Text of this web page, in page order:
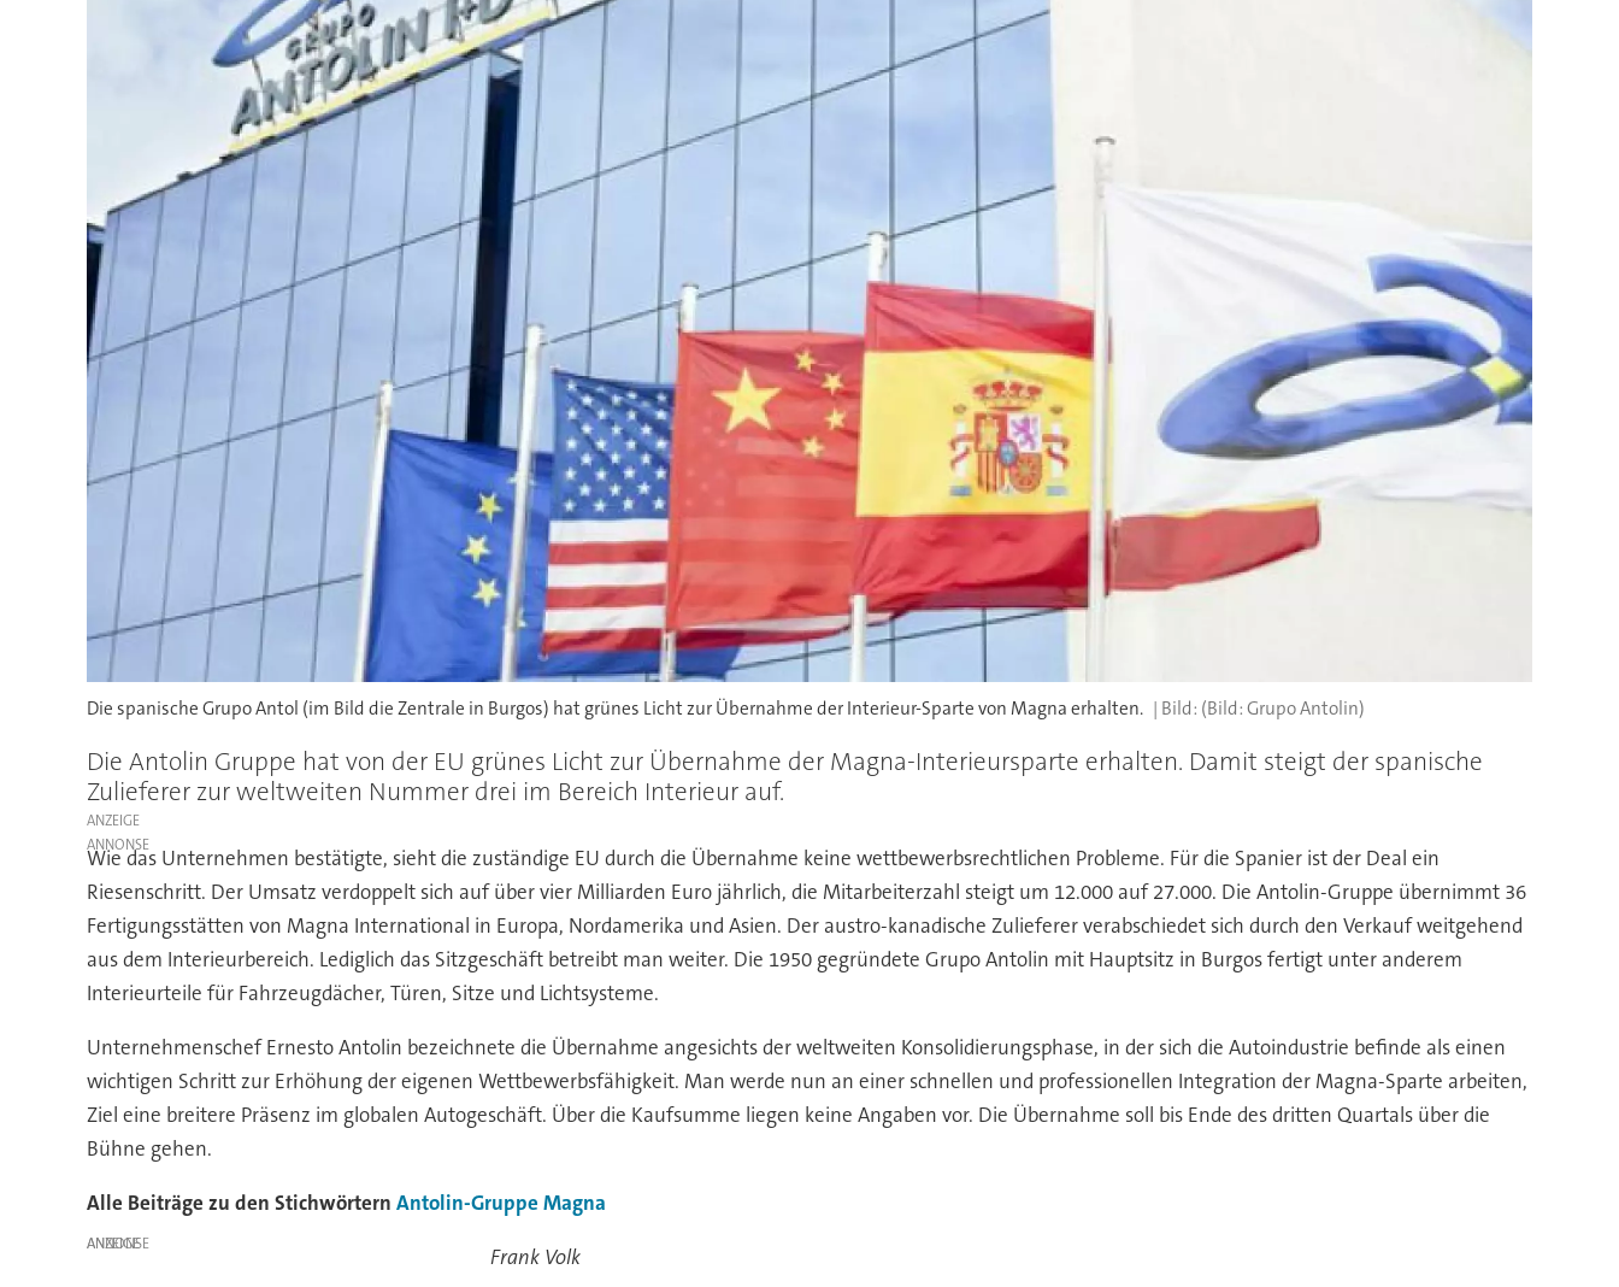
Die spanische Grupo Antol (im Bild die Zentrale in Burgos) hat grünes Licht zur Übernahme der Interieur-Sparte von Magna erhalten. (Bild: Grupo Antolin)
Die Antolin Gruppe hat von der EU grünes Licht zur Übernahme der Magna-Interieursparte erhalten. Damit steigt der spanische
Zulieferer zur weltweiten Nummer drei im Bereich Interieur auf.
ANZEIGE
Wie das Unternehmen bestätigte, sieht die zuständige EU durch die Übernahme keine wettbewerbsrechtlichen Probleme. Für die Spanier ist der Deal ein
Riesenschritt. Der Umsatz verdoppelt sich auf über vier Milliarden Euro jährlich, die Mitarbeiterzahl steigt um 12.000 auf 27.000. Die Antolin-Gruppe übernimmt 36
Fertigungsstätten von Magna International in Europa, Nordamerika und Asien. Der austro-kanadische Zulieferer verabschiedet sich durch den Verkauf weitgehend
aus dem Interieurbereich. Lediglich das Sitzgeschäft betreibt man weiter. Die 1950 gegründete Grupo Antolin mit Hauptsitz in Burgos fertigt unter anderem
Interieurteile für Fahrzeugdächer, Türen, Sitze und Lichtsysteme.
Unternehmenschef Ernesto Antolin bezeichnete die Übernahme angesichts der weltweiten Konsolidierungsphase, in der sich die Autoindustrie befinde als einen
wichtigen Schritt zur Erhöhung der eigenen Wettbewerbsfähigkeit. Man werde nun an einer schnellen und professionellen Integration der Magna-Sparte arbeiten,
Ziel eine breitere Präsenz im globalen Autogeschäft. Über die Kaufsumme liegen keine Angaben vor. Die Übernahme soll bis Ende des dritten Quartals über die
Bühne gehen.
Alle Beiträge zu den Stichwörtern Antolin-Gruppe Magna
ANZEIGE Frank Volk